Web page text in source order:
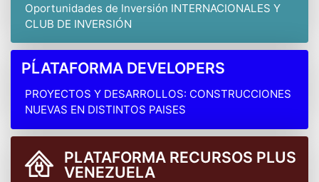
Oportunidades de Inversión INTERNACIONALES Y
CLUB DE INVERSIÓN
PĹATAFORMA DEVELOPERS
PROYECTOS Y DESARROLLOS: CONSTRUCCIONES
NUEVAS EN DISTINTOS PAISES
PLATAFORMA RECURSOS PLUS
VENEZUELA